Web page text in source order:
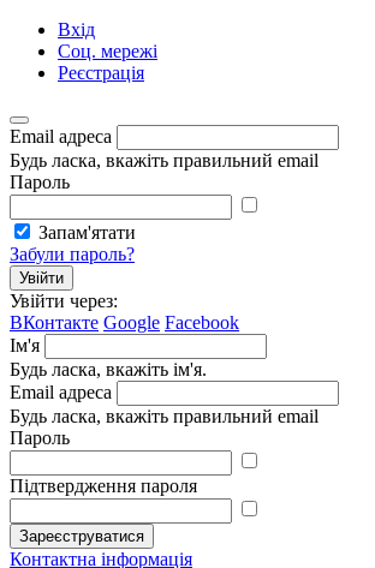
Вхід
Соц. мережі
Реєстрація
Email адреса
Будь ласка, вкажіть правильний email
Пароль
Запам'ятати
Забули пароль?
Увійти
Увійти через:
ВКонтакте Google Facebook
Ім'я
Будь ласка, вкажіть ім'я.
Email адреса
Будь ласка, вкажіть правильний email
Пароль
Підтвердження пароля
Зареєструватися
Контактна інформація